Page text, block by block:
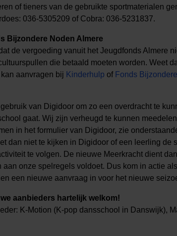
of tieners van de gebruikte sportmaterialen
036-5305209 of Cobra: 036-5231837.
Bijzondere Noden Almere
de vergoeding vanuit het Jeugdfonds Almere
die betaald moeten worden. Weet
aanvragen bij Kinderhulp of Fonds
van Digidoor om zo een overdracht te
gaat. Wij zijn verheugd te kunnen
in het formulier van Digidoor, zie
dan niet te kijken in Digidoor of een leerling de
te volgen. De nieuwe Meerkracht dient
aan onze spelregels voldoet. Dus kom in actie
een nieuwe aanvraag in voor het nieuwe
aanbieders hartelijk welkom!
K-Motion (K-pop dansschool in Danswijk),